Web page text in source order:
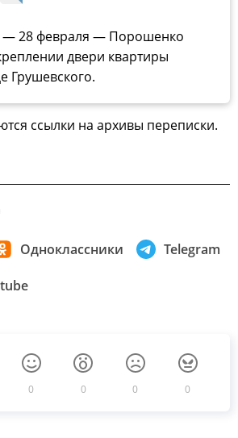
— 28 февраля — Порошенко
двери квартиры
Грушевского.
ссылки на архивы переписки.
Одноклассники Telegram
0 0 0 0